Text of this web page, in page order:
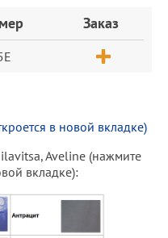
Заказ
в новой вкладке)
Aveline (нажмите
вкладке):